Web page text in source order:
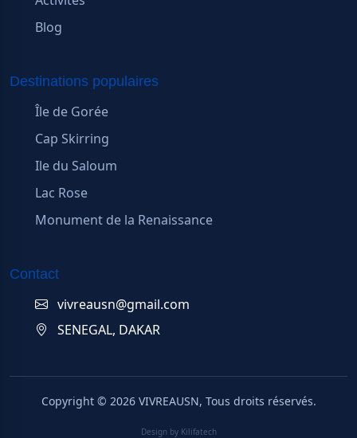
Blog
Destinations populaires
Île de Gorée
Cap Skirring
Ile du Saloum
Lac Rose
Monument de la Renaissance
Contact
vivreausn@gmail.com
SENEGAL, DAKAR
Copyright © 2026VIVREAUSN, Tous droits réservés.
Design by Kilifatech